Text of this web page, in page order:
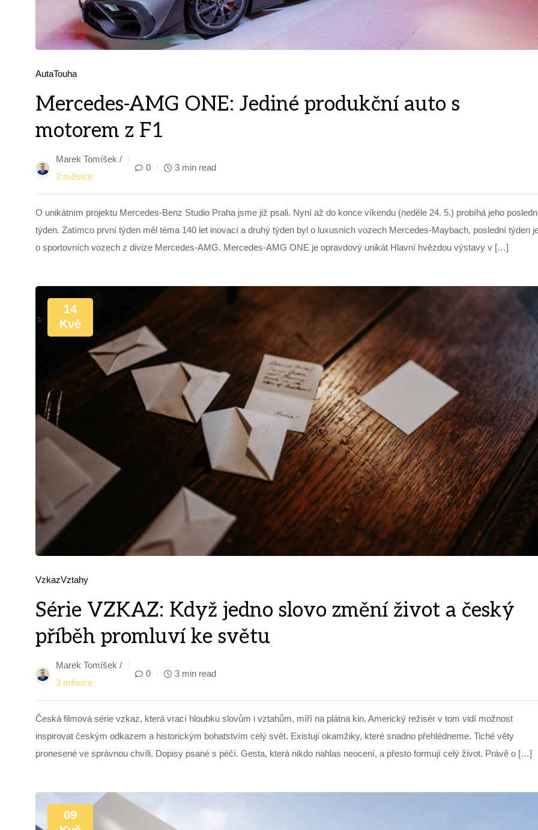
AutaTouha
Mercedes-AMG ONE: Jediné produkční auto s
motorem z F1
Marek Tomíšek /
3 měsíce
0 3 min read
O unikátním projektu Mercedes-Benz Studio Praha jsme již psali. Nyní až do konce víkendu (neděle 24. 5.) probíhá jeho
týden. Zatímco první týden měl téma 140 let inovací a druhý týden byl o luxusních vozech Mercedes-Maybach, poslední týden
o sportovních vozech z divize Mercedes-AMG. Mercedes-AMG ONE je opravdový unikát Hlavní hvězdou výstavy v […]
14
Kvě
VzkazVztahy
Série VZKAZ: Když jedno slovo změní život a český
příběh promluví ke světu
Marek Tomíšek /
3 měsíce
0 3 min read
Česká filmová série vzkaz, která vrací hloubku slovům i vztahům, míří na plátna kin. Americký režisér v tom vidí možnost
inspirovat českým odkazem a historickým bohatstvím celý svět. Existují okamžiky, které snadno přehlédneme. Tiché věty
pronesené ve správnou chvíli. Dopisy psané s péčí. Gesta, která nikdo nahlas neocení, a přesto formují celý život. Právě o […]
09